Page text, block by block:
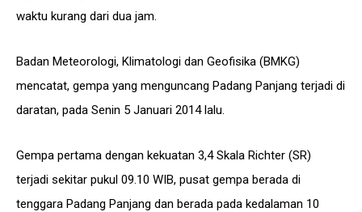
waktu kurang dari dua jam.
Badan Meteorologi, Klimatologi dan Geofisika (BMKG)
mencatat, gempa yang menguncang Padang Panjang terjadi di
daratan, pada Senin 5 Januari 2014 lalu.
Gempa pertama dengan kekuatan 3,4 Skala Richter (SR)
terjadi sekitar pukul 09.10 WIB, pusat gempa berada di
tenggara Padang Panjang dan berada pada kedalaman 10